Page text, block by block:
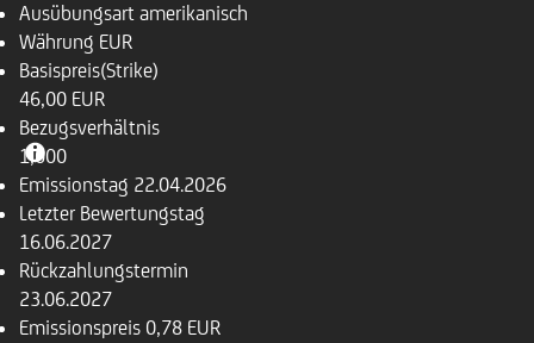
Ausübungsart amerikanisch
Währung EUR
Basispreis(Strike)
46,00 EUR
Bezugsverhältnis
1,000
Emissionstag 22.04.2026
Letzter Bewertungstag
16.06.2027
Rückzahlungstermin
23.06.2027
Emissionspreis 0,78 EUR